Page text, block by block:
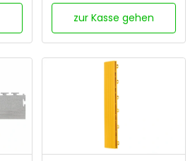
zur Kasse gehen